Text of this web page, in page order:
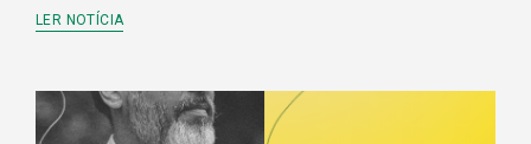
LER NOTÍCIA